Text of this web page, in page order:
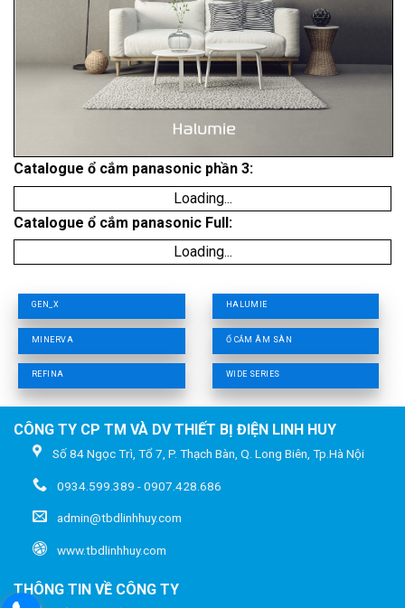
Catalogue ổ cắm panasonic phần 3:
Loading...
Catalogue ổ cắm panasonic Full:
Loading...
GEN_X HALUMIE
MINERVA Ổ CẮM ÂM SÀN
REFINA WIDE SERIES
CÔNG TY CP TM VÀ DV THIẾT BỊ ĐIỆN LINH HUY
Số 84 Ngọc Trì, Tổ 7, P. Thạch Bàn, Q. Long Biên, Tp.Hà Nội
0934.599.389 - 0907.428.686
admin@tbdlinhhuy.com
www.tbdlinhhuy.com
THÔNG TIN VỀ CÔNG TY